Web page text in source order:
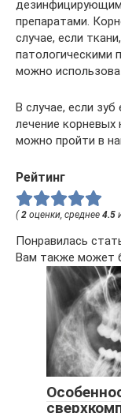
препаратами.
случае, если
патологическими
можно
В случае, если
лечение корневых
можно пройти в
Рейтинг
( 2 оценки, среднее 4.5
Понравилась
Вам также может